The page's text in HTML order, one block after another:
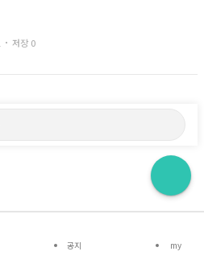
저장 0
공지 my